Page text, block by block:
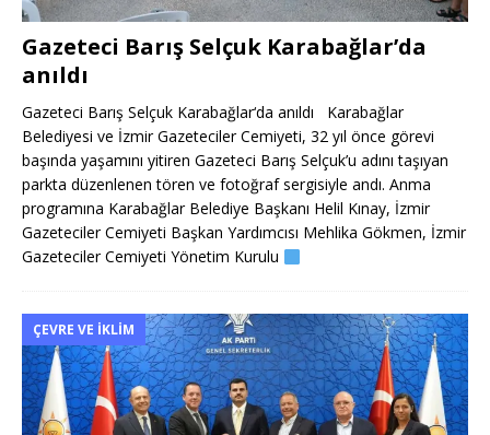
Gazeteci Barış Selçuk Karabağlar’da
anıldı
Gazeteci Barış Selçuk Karabağlar‘da anıldı Karabağlar
Belediyesi ve İzmir Gazeteciler Cemiyeti, 32 yıl önce görevi
başında yaşamını yitiren Gazeteci Barış Selçuk’u adını taşıyan
parkta düzenlenen tören ve fotoğraf sergisiyle andı. Anma
programına Karabağlar Belediye Başkanı Helil Kınay, İzmir
Gazeteciler Cemiyeti Başkan Yardımcısı Mehlika Gökmen, İzmir
Gazeteciler Cemiyeti Yönetim Kurulu
ÇEVRE VE İKLIM